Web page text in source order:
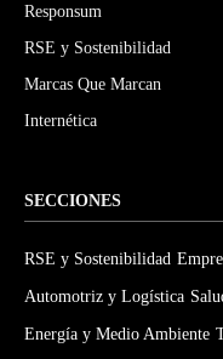
Responsum
RSE y Sostenibilidad
Marcas Que Marcan
Internética
SECCIONES
RSE y Sostenibilidad
Automotriz y Logística
Energía y Medio Ambiente